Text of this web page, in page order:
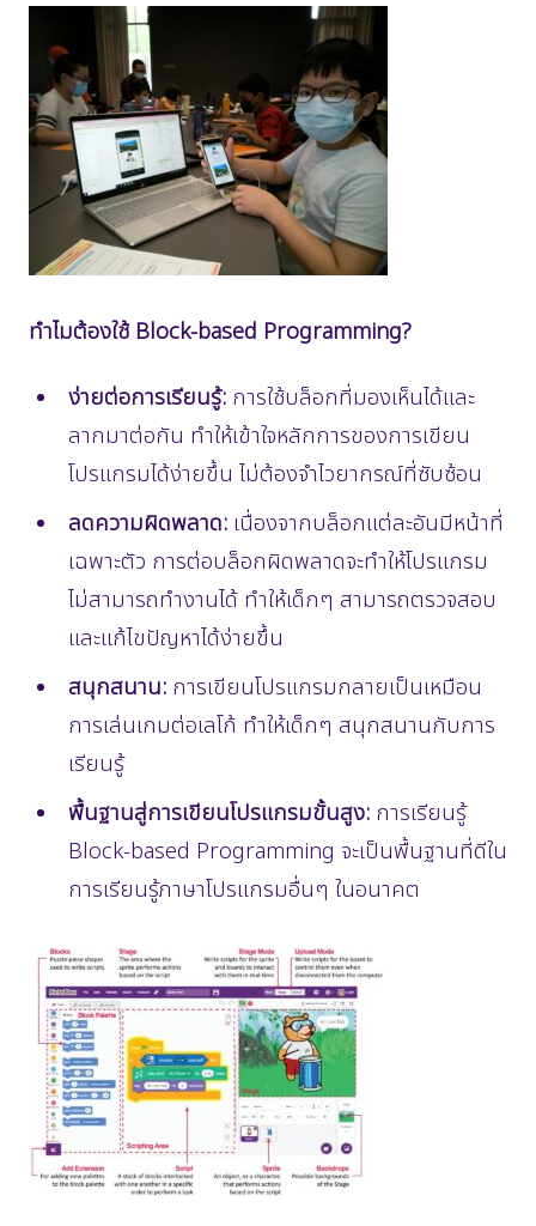
ทำไมต้องใช้ Block-based Programming?
ง่ายต่อการเรียนรู้:การใช้บล็อกที่มองเห็นได้และ
ลากมาต่อกัน ทำให้เข้าใจหลักการของการเขียน
โปรแกรมได้ง่ายขึ้น ไม่ต้องจำไวยากรณ์ที่ซับซ้อน
ลดความผิดพลาด:เนื่องจากบล็อกแต่ละอันมีหน้าที่
เฉพาะตัว การต่อบล็อกผิดพลาดจะทำให้โปรแกรม
ไม่สามารถทำงานได้ ทำให้เด็กๆ สามารถตรวจสอบ
และแก้ไขปัญหาได้ง่ายขึ้น
สนุกสนาน:การเขียนโปรแกรมกลายเป็นเหมือน
การเล่นเกมต่อเลโก้ ทำให้เด็กๆ สนุกสนานกับการ
เรียนรู้
พื้นฐานสู่การเขียนโปรแกรมขั้นสูง:การเรียนรู้
Block-based Programming จะเป็นพื้นฐานที่ดีใน
การเรียนรู้ภาษาโปรแกรมอื่นๆ ในอนาคต